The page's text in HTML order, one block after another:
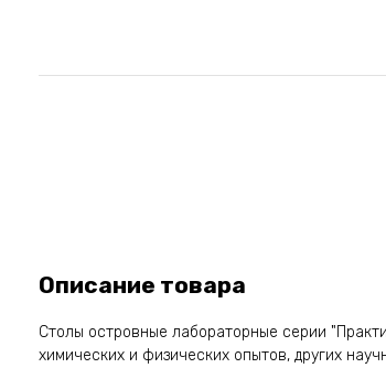
Описание товара
Столы островные лабораторные серии
химических и физических опытов, других